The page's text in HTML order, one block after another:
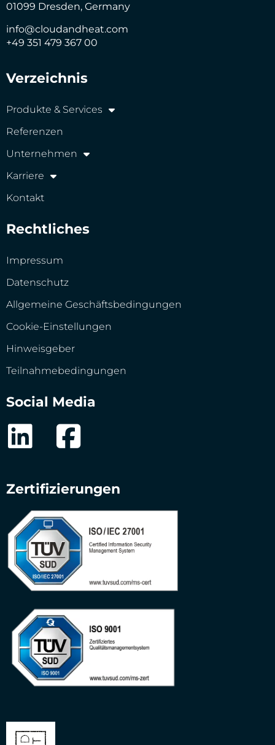
01099 Dresden, Germany
info@cloudandheat.com
+49 351 479 367 00
Verzeichnis
Produkte & Services
Referenzen
Unternehmen
Karriere
Kontakt
Rechtliches
Impressum
Datenschutz
Allgemeine Geschäftsbedingungen
Cookie-Einstellungen
Hinweisgeber
Teilnahmebedingungen
Social Media
Zertifizierungen